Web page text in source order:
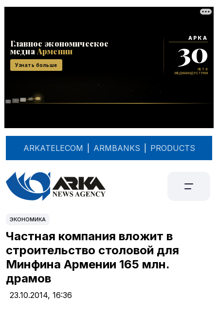
ARKATELECOM ARMBANKS PRODUCTS
ЭКОНОМИКА
Частная компания вложит в
строительство столовой для
Минфина Армении 165 млн.
драмов
23.10.2014, 16:36